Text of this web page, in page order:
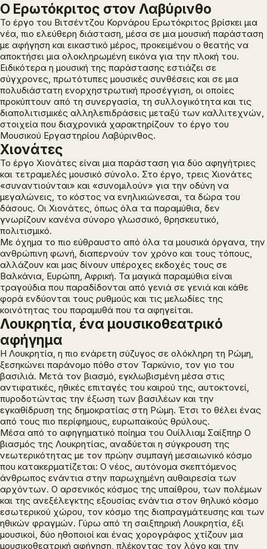
Ο Ερωτόκριτος στον Λαβύρινθο
Το έργο του Βιτσέντζου Κορνάρου Ερωτόκριτος βρίσκει μια
νέα, πιο ελεύθερη διάσταση, μέσα σε μια μουσική παράσταση
με αφήγηση και εικαστικό μέρος, προκειμένου ο θεατής να
αποκτήσει μια ολοκληρωμένη εικόνα για την πλοκή του.
Ειδικότερα η μουσική της παράστασης εστιάζει σε
σύγχρονες, πρωτότυπες μουσικές συνθέσεις και σε μια
πολυδιάστατη ενορχηστρωτική προσέγγιση, οι οποίες
προκύπτουν από τη συνεργασία, τη συλλογικότητα και τις
διαπολιτισμικές αλληλεπιδράσεις μεταξύ των καλλιτεχνών,
στοιχεία που διαχρονικά χαρακτηρίζουν το έργο του
Μουσικού Εργαστηρίου Λαβύρινθος.
Χιονάτες
Το έργο Χιονάτες είναι μια παράσταση για δύο αφηγήτριες
και τετραμελές μουσικό σύνολο. Στο έργο, τρεις Χιονάτες
«συναντιούνται» και «συνομιλούν» για την οδύνη να
μεγαλώνεις, το κόστος να ενηλικιώνεσαι, τα δώρα του
δάσους. Οι Χιονάτες, όπως όλα τα παραμύθια, δεν
γνωρίζουν κανένα σύνορο γλωσσικό, θρησκευτικό,
πολιτισμικό.
Με όχημα το πιο εύθραυστο από όλα τα μουσικά όργανα, την
ανθρώπινη φωνή, διαπερνούν τον χρόνο και τους τόπους,
αλλάζουν και μας δίνουν υπέροχες εκδοχές τους σε
Βαλκάνια, Ευρώπη, Αφρική. Τα μαγικά παραμύθια είναι
τραγούδια που παραδίδονται από γενιά σε γενιά και κάθε
φορά ενδύονται τους ρυθμούς και τις μελωδίες της
κοινότητας του παραμυθά που τα αφηγείται.
Λουκρητία, ένα μουσικοθεατρικό
αφήγημα
Η Λουκρητία, η πιο ενάρετη σύζυγος σε ολόκληρη τη Ρώμη,
ξεσηκώνει παράνομο πόθο στον Ταρκύνιο, τον γιο του
βασιλιά. Μετά τον βιασμό, εγκλωβισμένη μέσα στις
αντιφατικές, ηθικές επιταγές του καιρού της, αυτοκτονεί,
πυροδοτώντας την έξωση των βασιλέων και την
εγκαθίδρυση της δημοκρατίας στη Ρώμη. Έτσι το θέλει ένας
από τους πιο περίφημους, ευρωπαϊκούς θρύλους.
Μέσα από το αφηγηματικό ποίημα του Ουίλλιαμ Σαίξπηρ Ο
βιασμός της Λουκρητίας, αναδύεται η σύγκρουση της
νεωτερικότητας με τον πρώην συμπαγή μεσαιωνικό κόσμο
που κατακερματίζεται: Ο νέος, αυτόνομα σκεπτόμενος
άνθρωπος ενάντια στην παρωχημένη αυθαιρεσία των
αρχόντων. Ο αρσενικός κόσμος της υπαίθρου, των πολέμων
και της ανεξέλεγκτης εξουσίας ενάντια στον θηλυκό κόσμο
εσωτερικού χώρου, τον κόσμο της διαπραγμάτευσης και των
ηθικών φραγμών. Γύρω από τη σαιξπηρική Λουκρητία, έξι
μουσικοί, δύο ηθοποιοί και ένας χορογράφος χτίζουν μια
μουσικοθεατρική αφήγηση, πλέκοντας τον λόγο και την